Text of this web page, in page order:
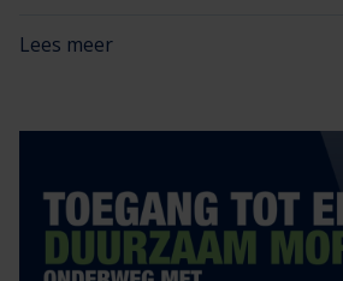
Lees meer